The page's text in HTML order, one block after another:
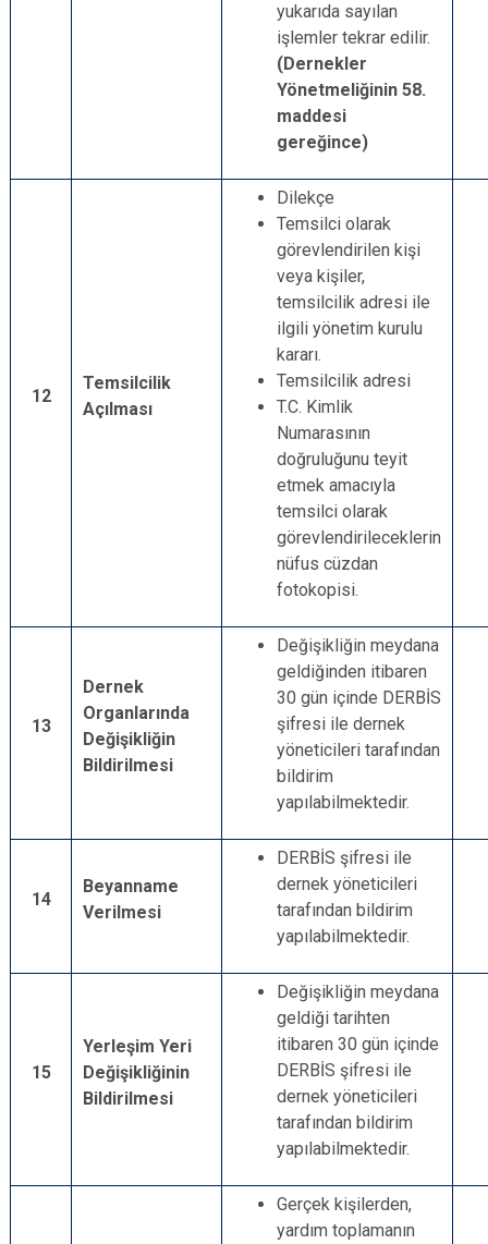
yukarıda sayılan
işlemler tekrar edilir.
(Dernekler
Yönetmeliğinin 58.
maddesi
gereğince)
12
Temsilcilik
Açılması
Dilekçe
Temsilci olarak
görevlendirilen kişi
veya kişiler,
temsilcilik adresi ile
ilgili yönetim kurulu
kararı.
Temsilcilik adresi
T.C. Kimlik
Numarasının
doğruluğunu teyit
etmek amacıyla
temsilci olarak
görevlendirileceklerin
nüfus cüzdan
fotokopisi.
13
Dernek
Organlarında
Değişikliğin
Bildirilmesi
Değişikliğin meydana
geldiğinden itibaren
30 gün içinde DERBİS
şifresi ile dernek
yöneticileri tarafından
bildirim
yapılabilmektedir.
14
Beyanname
Verilmesi
DERBİS şifresi ile
dernek yöneticileri
tarafından bildirim
yapılabilmektedir.
15
Yerleşim Yeri
Değişikliğinin
Bildirilmesi
Değişikliğin meydana
geldiği tarihten
itibaren 30 gün içinde
DERBİS şifresi ile
dernek yöneticileri
tarafından bildirim
yapılabilmektedir.
Gerçek kişilerden,
yardım toplamanın